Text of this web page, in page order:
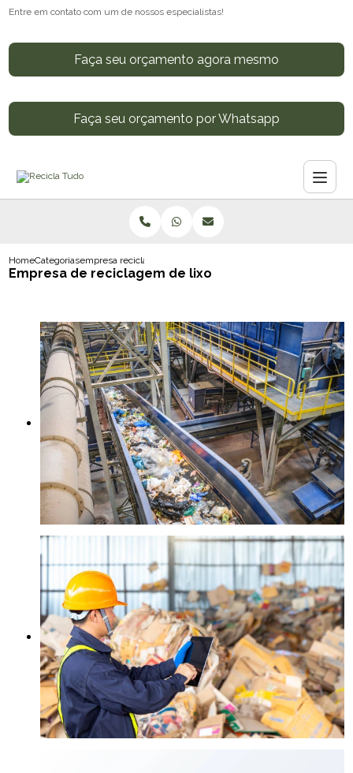
Entre em contato com um de nossos especialistas!
Faça seu orçamento agora mesmo
Faça seu orçamento por Whatsapp
HomeCategoriasempresa reciclagem lixo
Empresa de reciclagem de lixo